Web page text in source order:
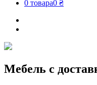
0 товара0 ₴
Мебель с